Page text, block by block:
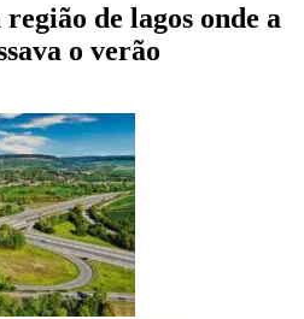
de lagos onde a
o verão